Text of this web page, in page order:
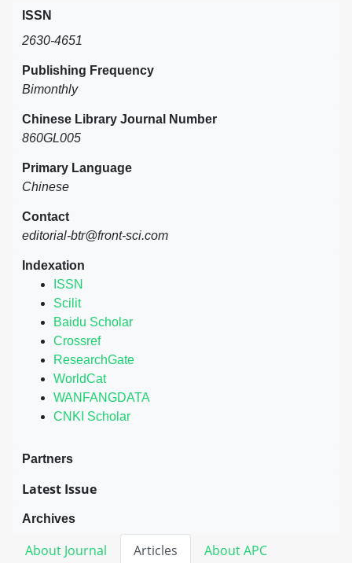
ISSN
2630-4651
Publishing Frequency
Bimonthly
Chinese Library Journal Number
860GL005
Primary Language
Chinese
Contact
editorial-btr@front-sci.com
Indexation
ISSN
Scilit
Baidu Scholar
Crossref
ResearchGate
WorldCat
WANFANGDATA
CNKI Scholar
Partners
Latest Issue
Archives
About Journal Articles
About APC